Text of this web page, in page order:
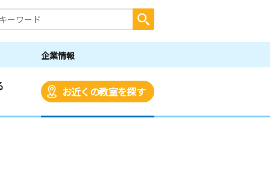
企業情報
お近くの教室を探す